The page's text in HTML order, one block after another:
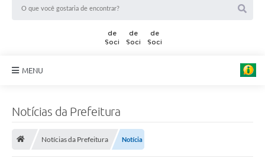
MENU
Ouvidorias
Notícias da Prefeitura
Notícias da Prefeitura Notícia